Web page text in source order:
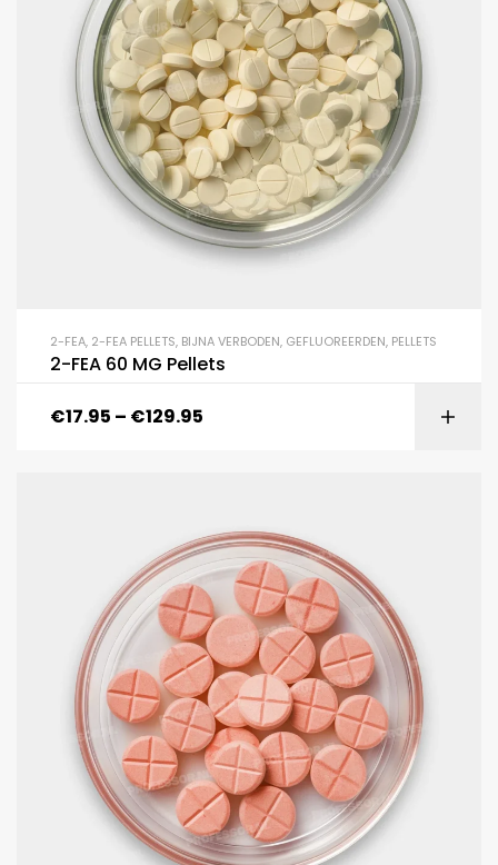
2-FEA, 2-FEA PELLETS, BIJNA VERBODEN, GEFLUOREERDEN, PELLETS
2-FEA 60 MG Pellets
€17.95 – €129.95